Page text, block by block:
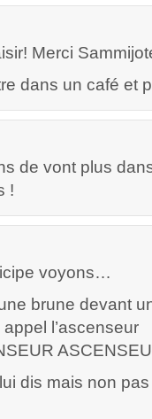
Merci
dans un café et
de vont plus
!
voyons…
brune devant
l’ascenseur
dis mais non